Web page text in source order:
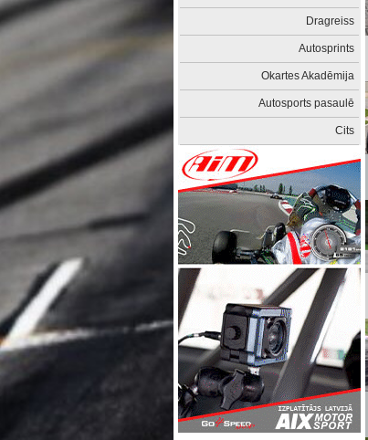
Dragreiss
Autosprints
Okartes Akadēmija
Autosports pasaulē
Cits